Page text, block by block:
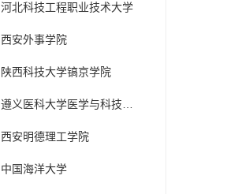
河北科技工程职业技术大学
西安外事学院
陕西科技大学镐京学院
西安明德理工学院
中国海洋大学